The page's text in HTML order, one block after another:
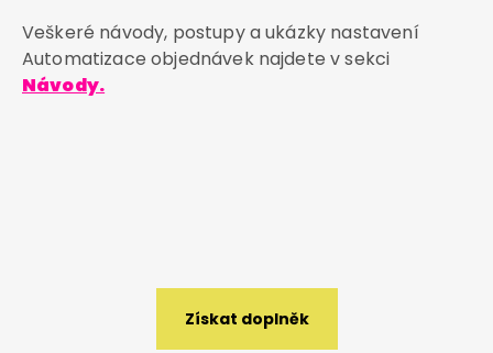
Veškeré návody, postupy a ukázky nastavení
Automatizace objednávek najdete v sekci
Návody.
Získat doplněk